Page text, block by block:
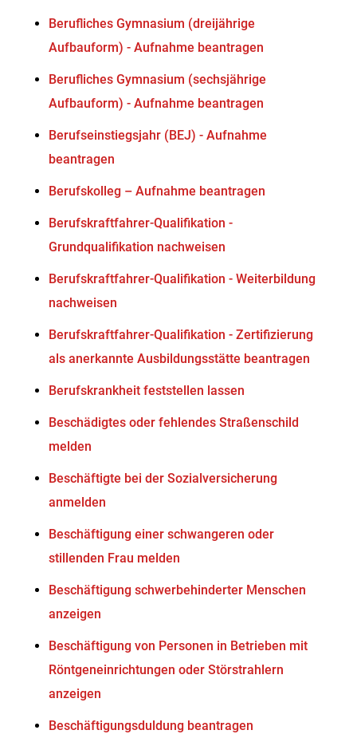
Berufliches Gymnasium (dreijährige
Aufbauform) - Aufnahme beantragen
Berufliches Gymnasium (sechsjährige
Aufbauform) - Aufnahme beantragen
Berufseinstiegsjahr (BEJ) - Aufnahme
beantragen
Berufskolleg – Aufnahme beantragen
Berufskraftfahrer-Qualifikation -
Grundqualifikation nachweisen
Berufskraftfahrer-Qualifikation - Weiterbildung
nachweisen
Berufskraftfahrer-Qualifikation - Zertifizierung
als anerkannte Ausbildungsstätte beantragen
Berufskrankheit feststellen lassen
Beschädigtes oder fehlendes Straßenschild
melden
Beschäftigte bei der Sozialversicherung
anmelden
Beschäftigung einer schwangeren oder
stillenden Frau melden
Beschäftigung schwerbehinderter Menschen
anzeigen
Beschäftigung von Personen in Betrieben mit
Röntgeneinrichtungen oder Störstrahlern
anzeigen
Beschäftigungsduldung beantragen